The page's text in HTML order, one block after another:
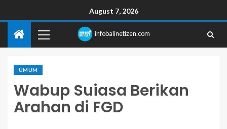
August 7, 2026
infobalinetizen.com
UMUM
Wabup Suiasa Berikan
Arahan di FGD